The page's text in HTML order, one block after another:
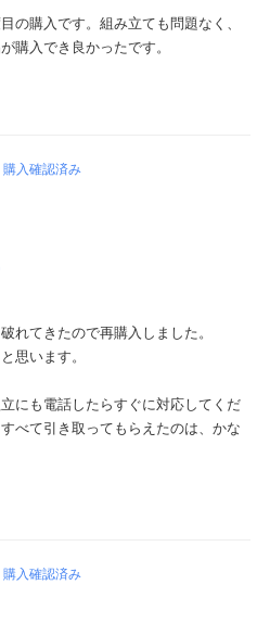
の購入です。組み立ても問題なく、
購入でき良かったです。
購入確認済み
れてきたので再購入しました。
思います。
にも電話したらすぐに対応してくだ
べて引き取ってもらえたのは、かな
購入確認済み